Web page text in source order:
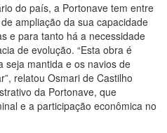
do país, a Portonave tem entre
ampliação da sua capacidade
e para tanto há a necessidade
de evolução. “Esta obra é
seja mantida e os navios de
relatou Osmari de Castilho
da Portonave, que
e a participação econômica no